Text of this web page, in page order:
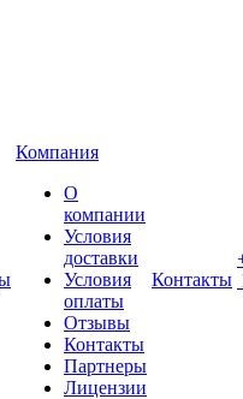
Компания
О
компании
Условия
доставки
Условия
оплаты
Отзывы
Контакты
Партнеры
Лицензии
Контакты